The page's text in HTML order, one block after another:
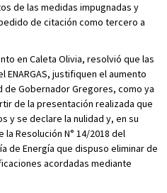
de las medidas impugnadas y
de citación como tercero a
en Caleta Olivia, resolvió que las
ENARGAS, justifiquen el aumento
de Gobernador Gregores, como ya
de la presentación realizada que
y se declare la nulidad y, en su
Resolución N° 14/2018 del
de Energía que dispuso eliminar de
acordadas mediante